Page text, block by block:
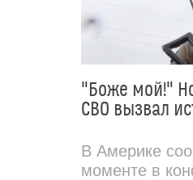
"Боже мой!"
СВО вызвал
В Америке
моменте в